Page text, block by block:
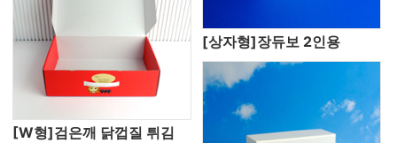
[W형]검은깨 닭껍질 튀김
[상자형]장듀보 2인용